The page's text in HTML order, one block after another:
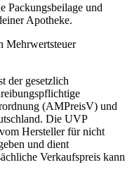
Packungsbeilage und
Apotheke.
Mehrwertsteuer
der gesetzlich
(AMPreisV) und
Die UVP
Hersteller für nicht
und dient
Verkaufspreis kann